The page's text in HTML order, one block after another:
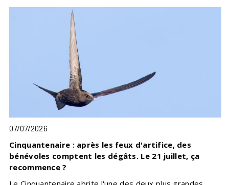
07/07/2026
Cinquantenaire : après les feux d'artifice, des
bénévoles comptent les dégâts. Le 21 juillet, ça
recommence ?